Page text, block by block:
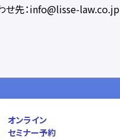
せ先：info@lisse-law.co.jp
オンライン
セミナー予約